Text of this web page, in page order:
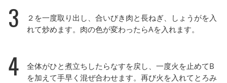
3
２を一度取り出し、合いびき肉と長ねぎ、しょうがを入
れて炒めます。肉の色が変わったらAを入れます。
4
全体がひと煮立ちしたらなすを戻し、一度火を止めてB
を加えて手早く混ぜ合わせます。再び火を入れてとろみ